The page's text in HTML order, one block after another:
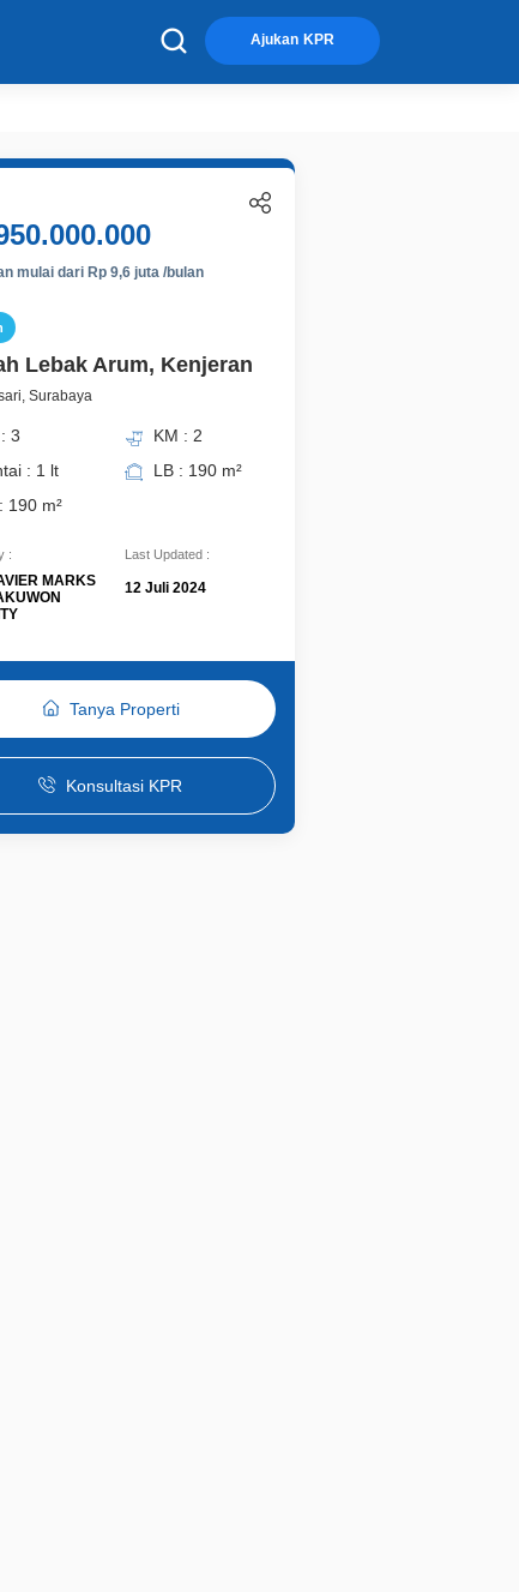
Ajukan KPR
mulai dari Rp 9,6 juta /bulan
Lebak Arum, Kenjeran
Surabaya
3
KM : 2
: 1 lt
LB : 190 m²
190 m²
:
MARKS
Last Updated :
12 Juli 2024
Tanya Properti
Konsultasi KPR